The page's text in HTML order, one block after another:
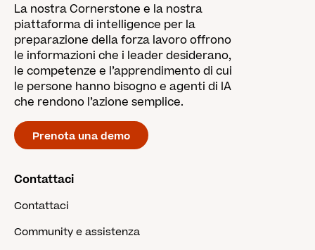
La nostra Cornerstone e la nostra
piattaforma di intelligence per la
preparazione della forza lavoro offrono
le informazioni che i leader desiderano,
le competenze e l’apprendimento di cui
le persone hanno bisogno e agenti di IA
che rendono l’azione semplice.
Prenota una demo
Contattaci
Contattaci
Community e assistenza